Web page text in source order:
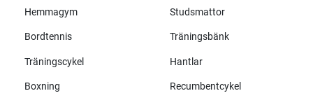
Hemmagym Studsmattor
Bordtennis Träningsbänk
Träningscykel Hantlar
Boxning Recumbentcykel